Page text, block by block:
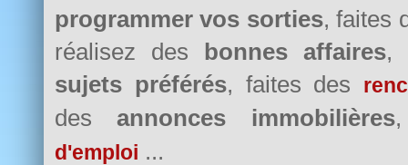
programmer vos sorties, faites
réalisez des
bonnes affaires,
sujets préférés, faites des
desannonces immobilières
d'emploi ...